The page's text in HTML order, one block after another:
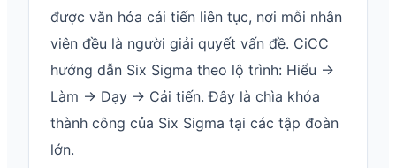
được văn hóa cải tiến liên tục, nơi mỗi nhân
viên đều là người giải quyết vấn đề. CiCC
hướng dẫn Six Sigma theo lộ trình: Hiểu →
Làm → Dạy → Cải tiến. Đây là chìa khóa
thành công của Six Sigma tại các tập đoàn
lớn.